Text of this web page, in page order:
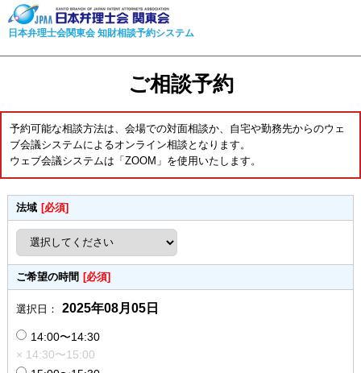
日本弁理士会関東会 知財相談予約システム
ご相談予約
予約可能な相談方法は、会場での対面相談か、自宅や勤務先からのウェ
ブ会議システムによるオンライン相談となります。
ウェブ会議システムは「ZOOM」を使用いたします。
法域 [必須]
ご希望の時間 [必須]
選択日： 2025年08月05日
14:00〜14:30
× 14:30〜15:00